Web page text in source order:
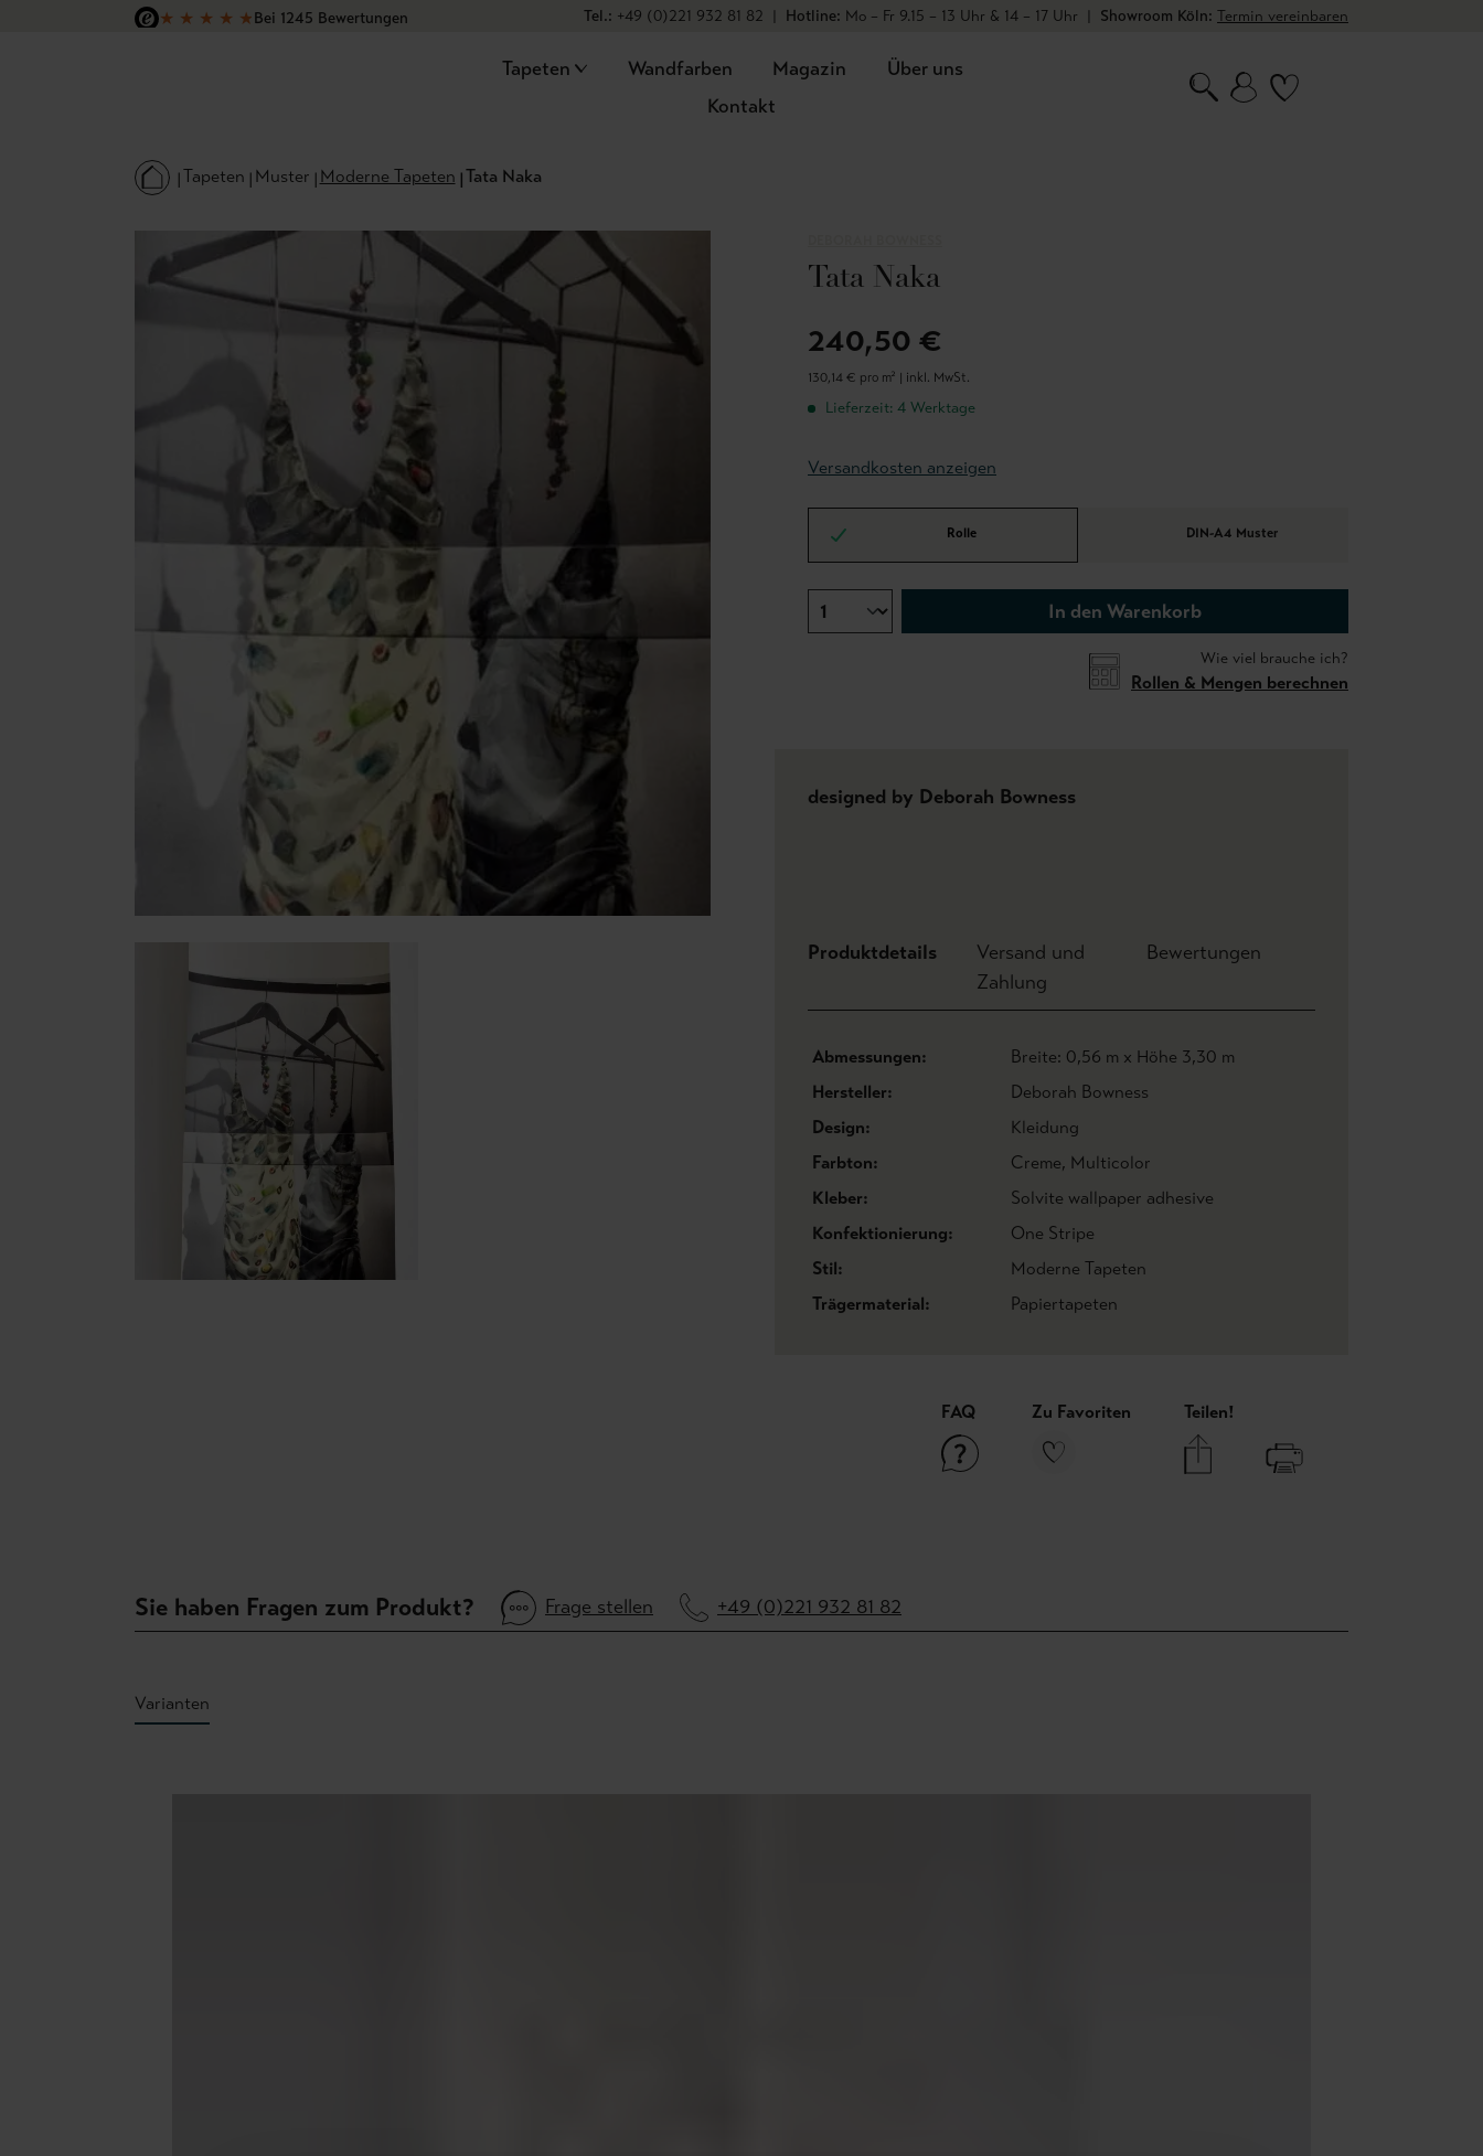
Hauptinhalt springen
Zur Suche springen
Zur Hauptnavigation springen
★ ★ ★ ★ ★Bei 1245 Bewertungen
Tel.: +49 (0)221 932 81 82 | Hotline: Mo – Fr 9.15 – 13 Uhr & 14 – 17 Uhr | Showroom Köln: Termin vereinbaren
Tapeten Wandfarben Magazin
Über uns
Kontakt
Tapeten Muster Moderne Tapeten Tata Naka
Tata Naka
240,50 €
130,14 € pro m² | inkl. MwSt.
Lieferzeit: 4 Werktage
Versandkosten anzeigen
Rolle DIN-A4 Muster
In den Warenkorb
Wie viel brauche ich?
Rollen & Mengen berechnen
designed by Deborah Bowness
Produktdetails
Versand und
Zahlung
Bewertungen
Abmessungen:
Breite: 0,56 m x Höhe 3,30 m
Hersteller:
Deborah Bowness
Design:
Kleidung
Farbton:
Creme, Multicolor
Kleber:
Solvite wallpaper adhesive
Konfektionierung:
One Stripe
Stil:
Moderne Tapeten
Trägermaterial:
Papiertapeten
FAQ Zu Favoriten Teilen!
Sie haben Fragen zum Produkt? Frage stellen +49 (0)221 932 81 82
Varianten